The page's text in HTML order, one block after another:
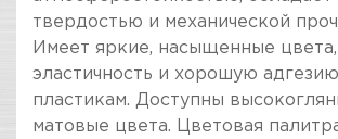
твердостью и механической
Имеет яркие, насыщенные
эластичность и хорошую
пластикам. Доступны
матовые цвета. Цветовая